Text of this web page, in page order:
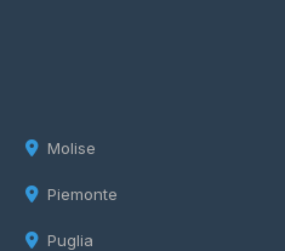
Molise
Piemonte
Puglia